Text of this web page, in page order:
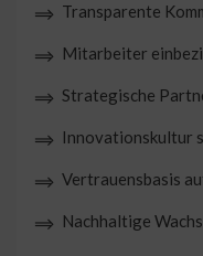
⟹ Transparente
⟹ Mitarbeiter
⟹ Strategische
⟹ Innovationskultur
⟹ Vertrauensbasis
⟹ Nachhaltige